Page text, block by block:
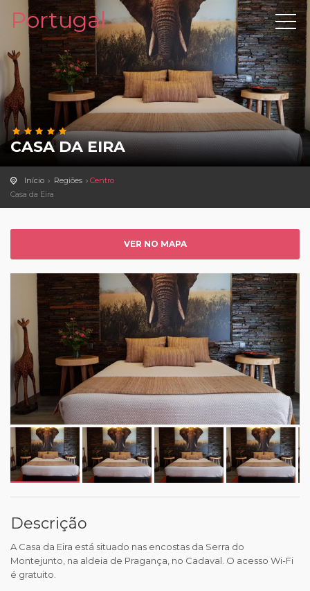
Portugal
CASA DA EIRA
Início Regiões
Centro
Casa da Eira
VER NO MAPA
Descrição
A Casa da Eira está situado nas encostas da Serra do
Montejunto, na aldeia de Pragança, no Cadaval. O acesso Wi-Fi
é gratuito.